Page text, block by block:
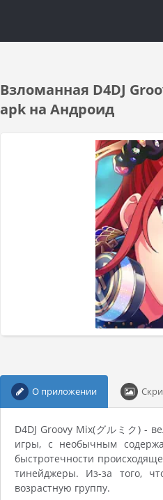
Взломанная D4DJ
apk на Андроид
О приложении
D4DJ Groovy Mix(グルミク) -
игры, с необычным
быстротечности
тинейджеры. Из-за того,
возрастную группу.